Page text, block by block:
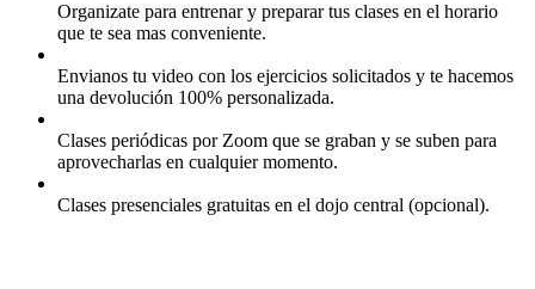
Organizate para entrenar y preparar tus clases en el horario
que te sea mas conveniente.
Envianos tu video con los ejercicios solicitados y te hacemos
una devolución 100% personalizada.
Clases periódicas por Zoom que se graban y se suben para
aprovecharlas en cualquier momento.
Clases presenciales gratuitas en el dojo central (opcional).